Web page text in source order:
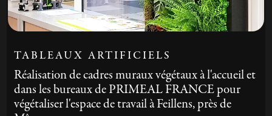
TABLEAUX ARTIFICIELS
Réalisation de cadres muraux végétaux à l'accueil et
dans les bureaux de PRIMEAL FRANCE pour
végétaliser l'espace de travail à Feillens, près de